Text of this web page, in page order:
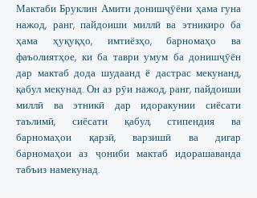
Мактаби Бруклин Амити донишҷӯёни ҳама гуна
нажод, ранг, пайдоиши миллӣ ва этникиро ба
ҳама ҳуқуқҳо, имтиёзҳо, барномаҳо ва
фаъолиятҳое, ки ба таври умум ба донишҷӯён
дар мактаб дода шудаанд ё дастрас мекунанд,
қабул мекунад. Он аз рӯи нажод, ранг, пайдоиши
миллӣ ва этникӣ дар идоракунии сиёсати
таълимӣ, сиёсати қабул, стипендия ва
барномаҳои қарзӣ, варзишӣ ва дигар
барномаҳои аз ҷониби мактаб идорашаванда
табъиз намекунад.